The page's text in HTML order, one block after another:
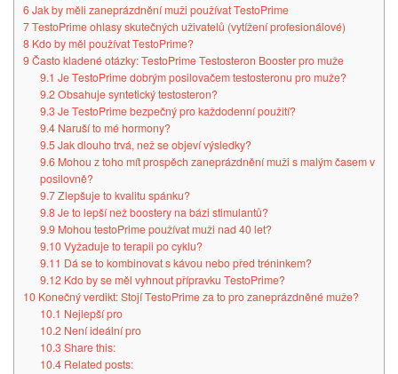
6Jak by měli zaneprázdnění muži používat TestoPrime
7TestoPrime ohlasy skutečných uživatelů (vytížení profesionálové)
8 Kdo by měl používat TestoPrime?
9Často kladené otázky: TestoPrime Testosteron Booster pro muže
9.1 Je TestoPrime dobrým posilovačem testosteronu pro muže?
9.2Obsahuje syntetický testosteron?
9.3Je TestoPrime bezpečný pro každodenní použití?
9.4Naruší to mé hormony?
9.5Jak dlouho trvá, než se objeví výsledky?
9.6Mohou z toho mít prospěch zaneprázdnění muži s malým časem v
posilovně?
9.7Zlepšuje to kvalitu spánku?
9.8Je to lepší než boostery na bázi stimulantů?
9.9Mohou testoPrime používat muži nad 40 let?
9.10Vyžaduje to terapii po cyklu?
9.11 Dá se to kombinovat s kávou nebo před tréninkem?
9.12Kdo by se měl vyhnout přípravku TestoPrime?
10 Konečný verdikt: Stojí TestoPrime za to pro zaneprázdněné muže?
10.1 Nejlepší pro
10.2Není ideální pro
10.3Share this:
10.4Related posts: